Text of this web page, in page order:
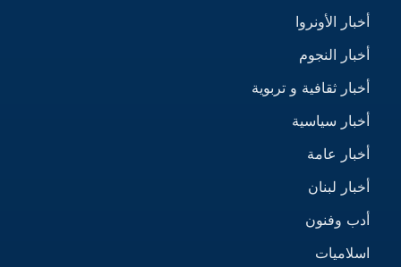
أخبار الأونروا
أخبار النجوم
أخبار ثقافية و تربوية
أخبار سياسية
أخبار عامة
أخبار لبنان
أدب وفنون
اسلاميات